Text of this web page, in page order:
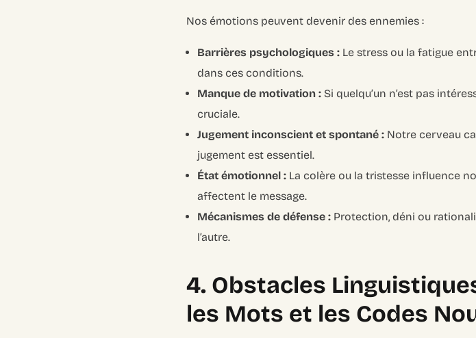
Nos émotions peuvent devenir des ennemies :
Barrières psychologiques : Le stress ou la fatigue
dans ces conditions.
Manque de motivation : Si quelqu’un n’est pas
cruciale.
Jugement inconscient et spontané : Notre cerveau
jugement est essentiel.
État émotionnel : La colère ou la tristesse influence
affectent le message.
Mécanismes de défense : Protection, déni ou
l’autre.
4. Obstacles
les Mots et les Codes